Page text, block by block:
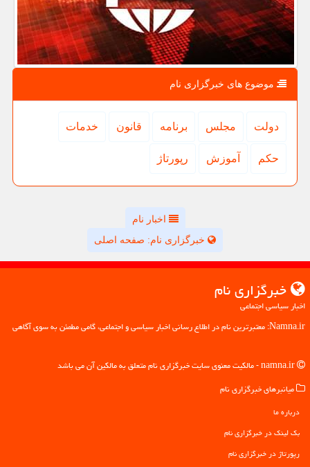
موضوع های خبرگزاری نام
دولت مجلس برنامه قانون خدمات
حكم آموزش رپورتاژ
اخبار نام
خبرگزاری نام: صفحه اصلی
خبرگزاری نام
اخبار سیاسی اجتماعی
Namna.ir: معتبرترین نام در اطلاع رسانی اخبار سیاسی و اجتماعی، گامی مطمئن به سوی آگاهی
میانبرهای خبرگزاری نام
درباره ما
بک لینک در خبرگزاری نام
رپورتاژ در خبرگزاری نام